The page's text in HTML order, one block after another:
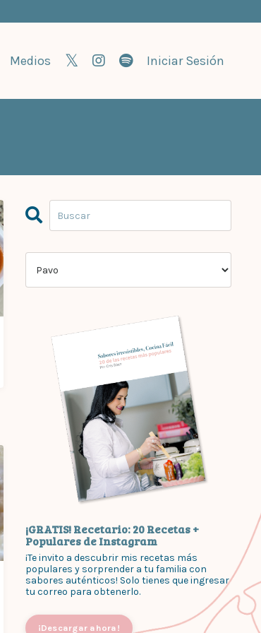
Medios Iniciar Sesión
¡GRATIS! Recetario: 20 Recetas +
Populares de Instagram
¡Te invito a descubrir mis recetas más
populares y sorprender a tu familia con
sabores auténticos! Solo tienes que ingresar
tu correo para obtenerlo.
¡Descargar ahora!